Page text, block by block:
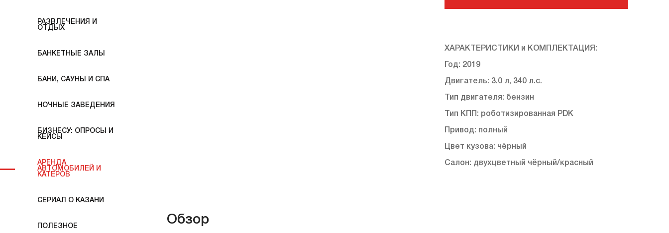
РАЗВЛЕЧЕНИЯ И
ОТДЫХ
БАНКЕТНЫЕ ЗАЛЫ
БАНИ, САУНЫ И СПА
НОЧНЫЕ ЗАВЕДЕНИЯ
БИЗНЕСУ: ОПРОСЫ И
КЕЙСЫ
АРЕНДА
АВТОМОБИЛЕЙ И
КАТЕРОВ
СЕРИАЛ О КАЗАНИ
ПОЛЕЗНОЕ
ХАРАКТЕРИСТИКИ и КОМПЛЕКТАЦИЯ:
Год: 2019
Двигaтель: 3.0 л, 340 л.с.
Тип двигaтeля: бензин
Тип КПП: роботизированная PDK
Привод: полный
Цвет кузовa: чёрный
Салон: двухцветный чёрный/красный
Обзор